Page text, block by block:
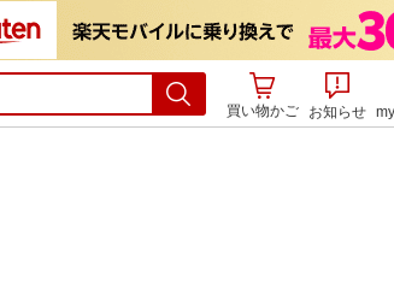
買い物かご お知らせ